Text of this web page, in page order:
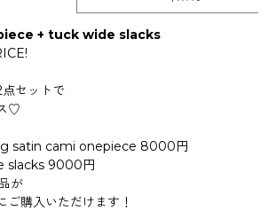
+ tuck wide slacks
セットで
♡
satin cami onepiece 8000円
slacks 9000円
が
ご購入いただけます！